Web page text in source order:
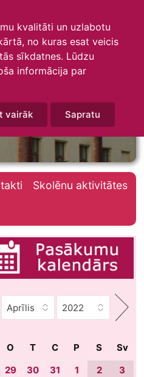
kvalitāti un uzlabotu
no kuras esat veicis
sīkdatnes. Lūdzu
informācija par
vairāk Sapratu
Skolēnu aktivitātes
O T C P S
Sv
29 30 31 1 2
3